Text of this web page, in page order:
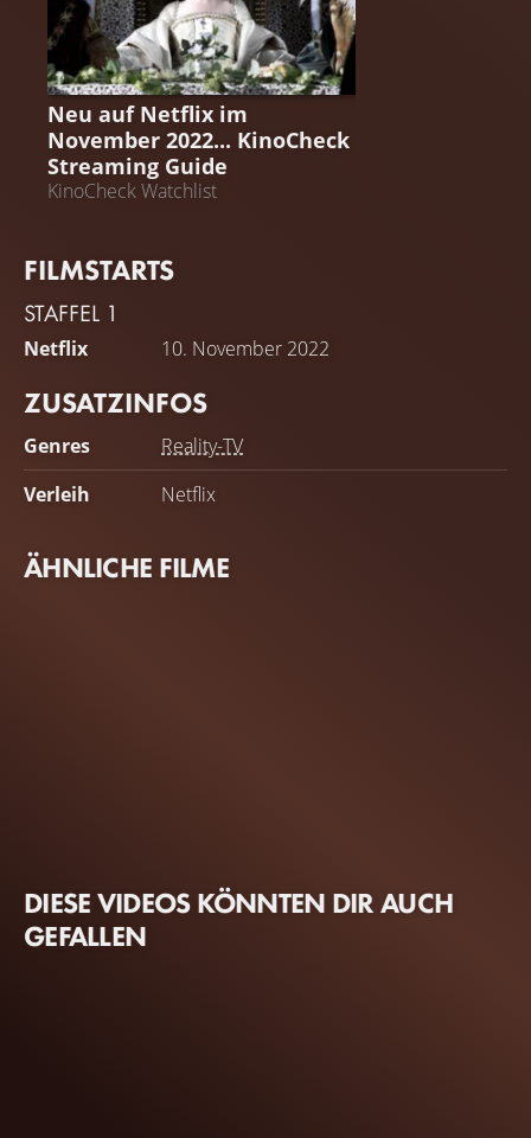
STREAMING GUIDE
Neu auf Netflix im
November 2022... KinoCheck
Streaming Guide
KinoCheck Watchlist
FILMSTARTS
STAFFEL 1
Netflix 10. November 2022
ZUSATZINFOS
Genres
Reality-TV
Verleih
Netflix
ÄHNLICHE FILME
DIESE VIDEOS KÖNNTEN DIR AUCH
GEFALLEN